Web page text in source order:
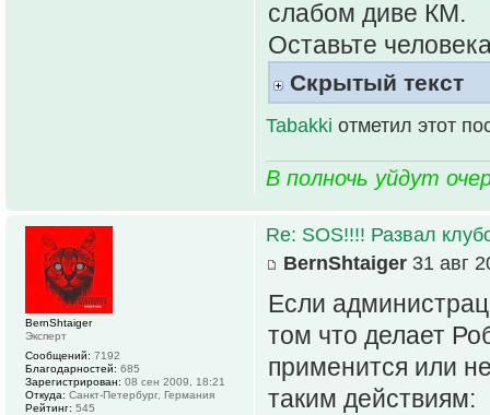
слабом диве КМ.
Оставьте
Скрытый текст
Tabakki отметил этот
В полночь уйдут
Re: SOS!!!! Развал
BernShtaiger 31 авг
Если
том что делает
применится или
таким действиям:
BernShtaiger
Эксперт
Сообщений: 7192
Благодарностей: 685
Зарегистрирован: 08 сен 2009, 18:21
Откуда: Санкт-Петербург, Германия
Рейтинг: 545